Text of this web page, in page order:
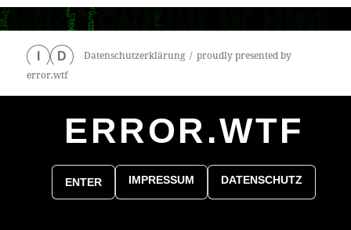
D Datenschutzerklärung
proudly presented by
error.wtf
ERROR.WTF
ENTER IMPRESSUM DATENSCHUTZ